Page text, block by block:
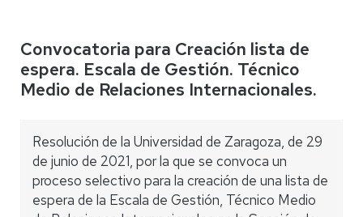
Convocatoria para Creación lista de
espera. Escala de Gestión. Técnico
Medio de Relaciones Internacionales.
Resolución de la Universidad de Zaragoza, de 29
de junio de 2021, por la que se convoca un
proceso selectivo para la creación de una lista de
espera de la Escala de Gestión, Técnico Medio